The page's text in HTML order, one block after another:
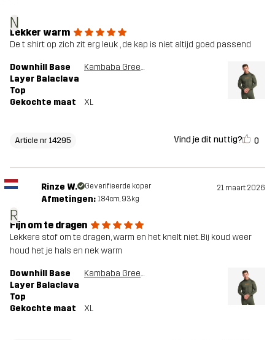
N
Lekker warm
De t shirt op zich zit erg leuk , de kap is niet altijd goed passend
Downhill Base
Layer Balaclava
Top
Kambaba Green/Rosin Green
Gekochte maat XL
Article nr 14295 Vind je dit nuttig? 0
R
Rinze W. Geverifieerde koper 21 maart 2026
Afmetingen: 184cm, 93kg
Fijn om te dragen
Lekkere stof om te dragen, warm en het knelt niet. Bij koud weer
houd het je hals en nek warm
Downhill Base
Layer Balaclava
Top
Kambaba Green/Rosin Green
Gekochte maat XL